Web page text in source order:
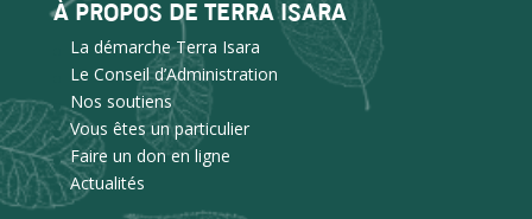
À PROPOS DE TERRA ISARA
La démarche Terra Isara
Le Conseil d’Administration
Nos soutiens
Vous êtes un particulier
Faire un don en ligne
Actualités